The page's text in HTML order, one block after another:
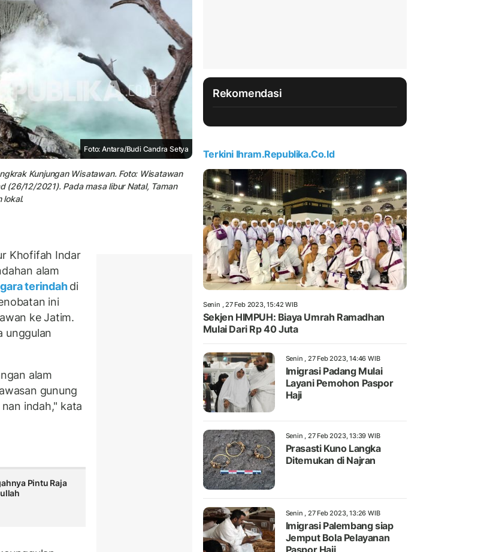
Foto: Antara/Budi Candra Setya
Kunjungan Wisatawan. Foto: Wisatawan
(26/12/2021). Pada masa libur Natal, Taman
lokal.
Khofifah Indar
alam
terindahdi
ini
ke Jatim.
unggulan
alam
gunung
indah," kata
Pintu Raja
Rekomendasi
Terkini Ihram.republika.co.id
Senin , 27 Feb 2023, 15:42 WIB
Sekjen HIMPUH: Biaya Umrah Ramadhan
Mulai Dari Rp 40 Juta
Senin , 27 Feb 2023, 14:46 WIB
Imigrasi Padang Mulai
Layani Pemohon Paspor
Haji
Senin , 27 Feb 2023, 13:39 WIB
Prasasti Kuno Langka
Ditemukan di Najran
Senin , 27 Feb 2023, 13:26 WIB
Imigrasi Palembang siap
Jemput Bola Pelayanan